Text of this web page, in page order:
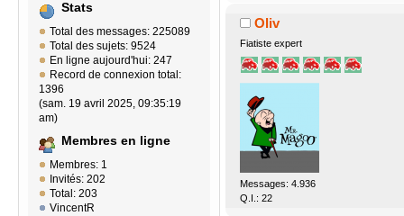
Stats
Total des messages: 225089
Total des sujets: 9524
En ligne aujourd'hui: 247
Record de connexion total:
1396
(sam. 19 avril 2025, 09:35:19
am)
Membres en ligne
Membres: 1
Invités: 202
Total: 203
VincentR
Oliv
Fiatiste expert
Messages: 4.936
Q.I.: 22